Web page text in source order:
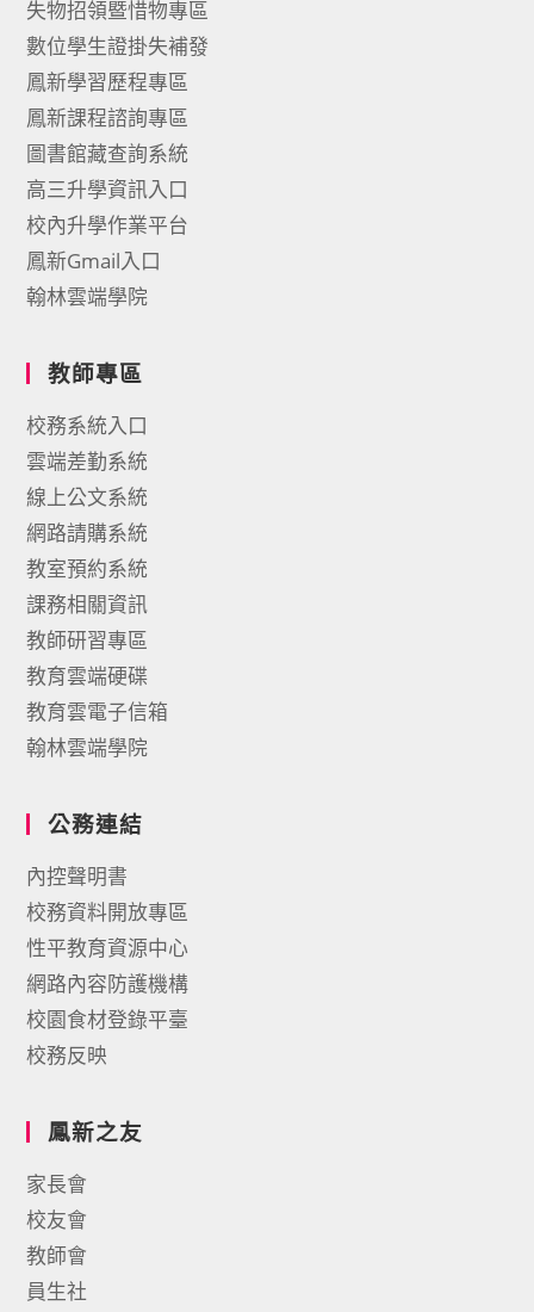
失物招領暨惜物專區
數位學生證掛失補發
鳳新學習歷程專區
鳳新課程諮詢專區
圖書館藏查詢系統
高三升學資訊入口
校內升學作業平台
鳳新Gmail入口
翰林雲端學院
教師專區
校務系統入口
雲端差勤系統
線上公文系統
網路請購系統
教室預約系統
課務相關資訊
教師研習專區
教育雲端硬碟
教育雲電子信箱
翰林雲端學院
公務連結
內控聲明書
校務資料開放專區
性平教育資源中心
網路內容防護機構
校園食材登錄平臺
校務反映
鳳新之友
家長會
校友會
教師會
員生社